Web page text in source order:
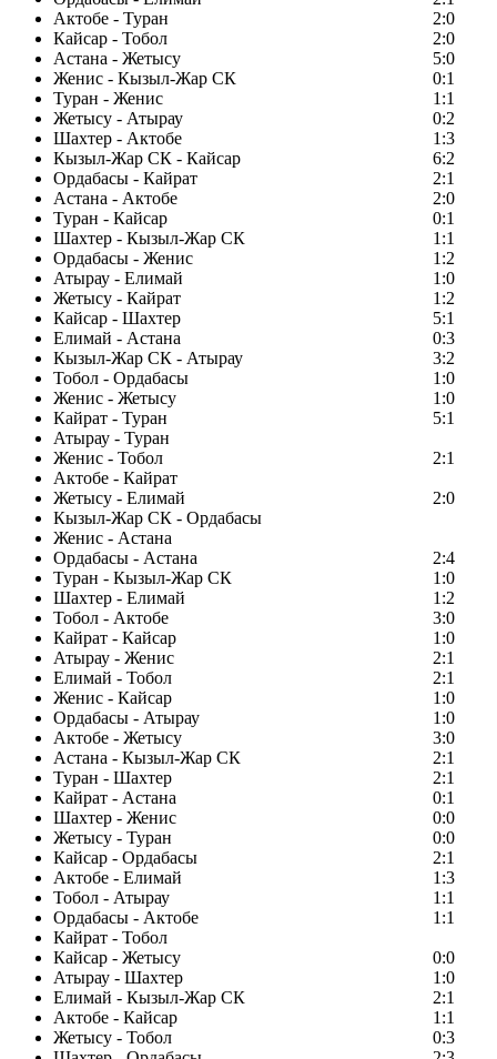
Актобе - Туран
2:0
Кайсар - Тобол
2:0
Астана - Жетысу
5:0
Женис - Кызыл-Жар СК
0:1
Туран - Женис
1:1
Жетысу - Атырау
0:2
Шахтер - Актобе
1:3
Кызыл-Жар СК - Кайсар
6:2
Ордабасы - Кайрат
2:1
Астана - Актобе
2:0
Туран - Кайсар
0:1
Шахтер - Кызыл-Жар СК
1:1
Ордабасы - Женис
1:2
Атырау - Елимай
1:0
Жетысу - Кайрат
1:2
Кайсар - Шахтер
5:1
Елимай - Астана
0:3
Кызыл-Жар СК - Атырау
3:2
Тобол - Ордабасы
1:0
Женис - Жетысу
1:0
Кайрат - Туран
5:1
Атырау - Туран
Женис - Тобол
2:1
Актобе - Кайрат
Жетысу - Елимай
2:0
Кызыл-Жар СК - Ордабасы
Женис - Астана
Ордабасы - Астана
2:4
Туран - Кызыл-Жар СК
1:0
Шахтер - Елимай
1:2
Тобол - Актобе
3:0
Кайрат - Кайсар
1:0
Атырау - Женис
2:1
Елимай - Тобол
2:1
Женис - Кайсар
1:0
Ордабасы - Атырау
1:0
Актобе - Жетысу
3:0
Астана - Кызыл-Жар СК
2:1
Туран - Шахтер
2:1
Кайрат - Астана
0:1
Шахтер - Женис
0:0
Жетысу - Туран
0:0
Кайсар - Ордабасы
2:1
Актобе - Елимай
1:3
Тобол - Атырау
1:1
Ордабасы - Актобе
1:1
Кайрат - Тобол
Кайсар - Жетысу
0:0
Атырау - Шахтер
1:0
Елимай - Кызыл-Жар СК
2:1
Актобе - Кайсар
1:1
Жетысу - Тобол
0:3